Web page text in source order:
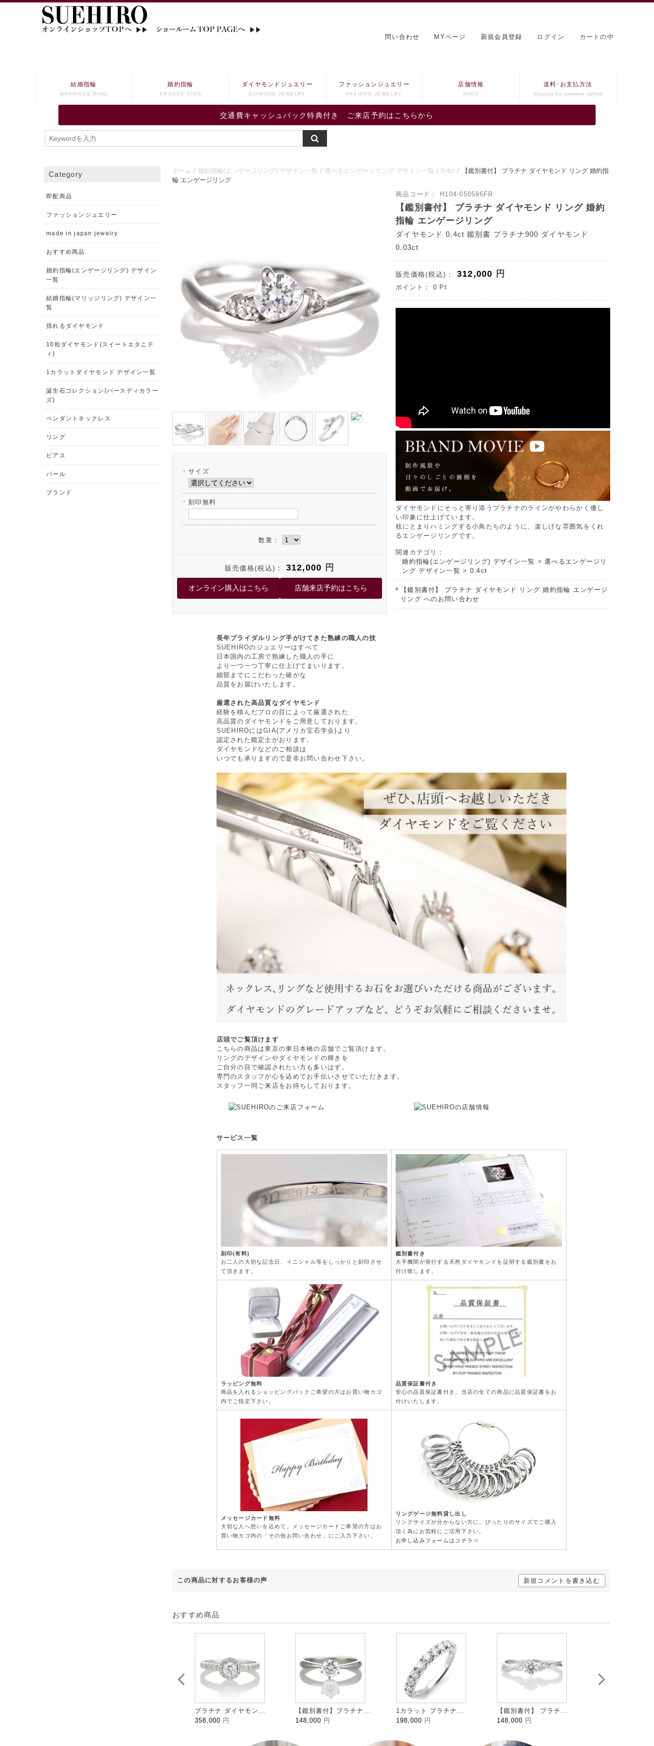
問い合わせ MYページ 新規会員登録 ログイン カートの中
交通費キャッシュバック特典付き ご来店予約はこちらから
結婚指輪
MARRIAGE RING
婚約指輪
ENGAGE RING
ダイヤモンドジュエリー
DIAMOND JEWELRY
ファッションジュエリー
FASHION JEWELRY
店舗情報
SHOP
送料･お支払方法
Shipping fee･panment method
ホーム 婚約指輪(エンゲージリング) デザイン一覧 選べるエンゲージリング デザイン一覧 0.4ct
【鑑別書付】 プラチナ ダイヤモンド リング 婚約指
輪 エンゲージリング
サイズ
刻印無料
数量：
販売価格(税込)： 312,000 円
商品コード： H104-050596FR
【鑑別書付】 プラチナ ダイヤモンド リング 婚約
指輪 エンゲージリング
ダイヤモンド 0.4ct 鑑別書 プラチナ900 ダイヤモンド
0.03ct
販売価格(税込)： 312,000 円
ポイント： 0 Pt
ダイヤモンドにそっと寄り添うプラチナのラインがやわらかく優し
い印象に仕上げています。
枝にとまりハミングする小鳥たちのように、楽しげな雰囲気をくれ
るエンゲージリングです。
関連カテゴリ：
婚約指輪(エンゲージリング) デザイン一覧 >選べるエンゲージリ
ング デザイン一覧 > 0.4ct
【鑑別書付】 プラチナ ダイヤモンド リング 婚約指輪 エンゲージ
リング へのお問い合わせ
長年ブライダルリング手がけてきた熟練の職人の技
SUEHIROのジュエリーはすべて
日本国内の工房で熟練した職人の手に
より一つ一つ丁寧に仕上げてまいります。
細部までにこだわった確かな
品質をお届けいたします。
厳選された高品質なダイヤモンド
経験を積んだプロの目によって厳選された
高品質のダイヤモンドをご用意しております。
SUEHIROにはGIA(アメリカ宝石学会)より
認定された鑑定士がおります。
ダイヤモンドなどのご相談は
いつでも承りますので是非お問い合わせ下さい。
店頭でご覧頂けます
こちらの商品は東京の東日本橋の店舗でご覧頂けます。
リングのデザインやダイヤモンドの輝きを
ご自分の目で確認されたい方も多いはず。
専門のスタッフが心を込めてお手伝いさせていただきます。
スタッフ一同ご来店をお待ちしております。
サービス一覧
刻印(有料)
お二人の大切な記念日、イニシャル等をしっかりと刻印させ
て頂きます。
鑑別書付き
大手機関が発行する天然ダイヤモンドを証明する鑑別書をお
付け致します。
ラッピング無料
商品を入れるショッピングバックご希望の方はお買い物カゴ
内でご指定下さい。
品質保証書付き
安心の品質保証書付き。当店の全ての商品に品質保証書をお
付けいたします。
メッセージカード無料
大切な人へ想いを込めて。メッセージカードご希望の方はお
買い物カゴ内の「その他お問い合わせ」にご入力下さい。
リングゲージ無料貸し出し
リングサイズが分からない方に。ぴったりのサイズでご購入
頂く為にお気軽にご活用下さい。
お申し込みフォームはコチラ⇒
この商品に対するお客様の声 新規コメントを書き込む
おすすめ商品
プラチナ ダイヤモン...
358,000 円
【鑑別書付】プラチナ...
148,000 円
1カラット プラチナ...
198,000 円
【鑑別書付】 プラチ...
148,000 円
Category
即配商品
ファッションジュエリー
made in japan jewelry
おすすめ商品
婚約指輪(エンゲージリング) デザイン
一覧
結婚指輪(マリッジリング) デザイン一
覧
揺れるダイヤモンド
10粒ダイヤモンド(スイートエタニテ
ィ)
1カラットダイヤモンド デザイン一覧
誕生石コレクション(バースディカラー
ズ)
ペンダントネックレス
リング
ピアス
パール
ブランド